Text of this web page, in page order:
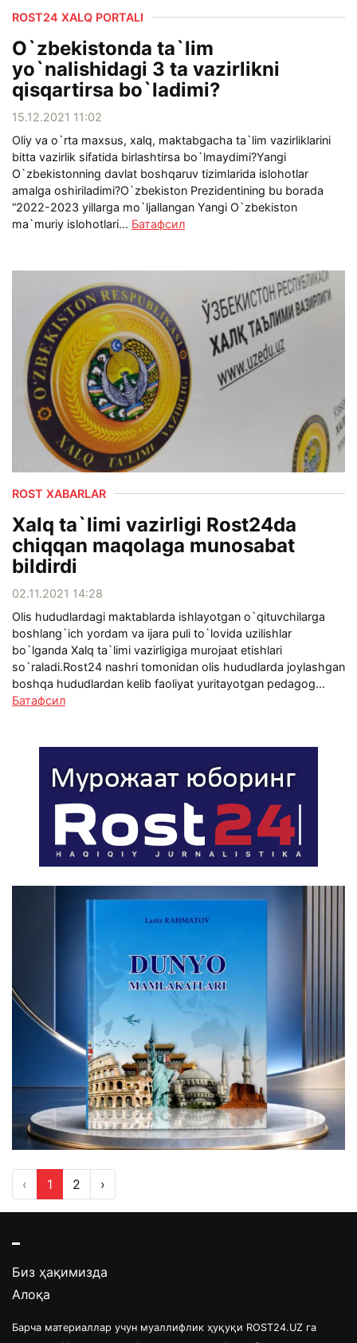
ROST24 XALQ PORTALI
O`zbekistonda ta`lim
yo`nalishidagi 3 ta vazirlikni
qisqartirsa bo`ladimi?
15.12.2021 11:02
Oliy va o`rta maxsus, xalq, maktabgacha ta`lim vazirliklarini
bitta vazirlik sifatida birlashtirsa bo`lmaydimi?Yangi
O`zbekistonning davlat boshqaruv tizimlarida islohotlar
amalga oshiriladimi?O`zbekiston Prezidentining bu borada
“2022-2023 yillarga mo`ljallangan Yangi O`zbekiston
ma`muriy islohotlari... Батафсил
ROST XABARLAR
Xalq ta`limi vazirligi Rost24da
chiqqan maqolaga munosabat
bildirdi
02.11.2021 14:28
Olis hududlardagi maktablarda ishlayotgan o`qituvchilarga
boshlang`ich yordam va ijara puli to`lovida uzilishlar
bo`lganda Xalq ta`limi vazirligiga murojaat etishlari
so`raladi.Rost24 nashri tomonidan olis hududlarda joylashgan
boshqa hududlardan kelib faoliyat yuritayotgan pedagog...
Батафсил
‹ 1 2 ›
Биз ҳақимизда
Алоқа
Барча материаллар учун муаллифлик ҳуқуқи ROST24.UZ га